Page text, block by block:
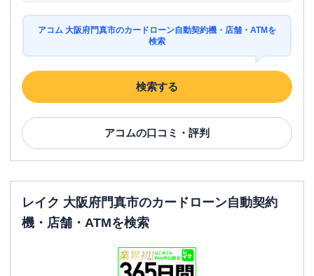
アコム 大阪府門真市のカードローン自動契約機・店舗・ATMを
検索
検索する
アコムの口コミ・評判
レイク 大阪府門真市のカードローン自動契約
機・店舗・ATMを検索